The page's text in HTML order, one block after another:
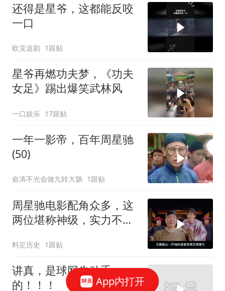
还得是星爷，这都能反咬
一口
欧克追剧 1跟贴
星爷再燃功夫梦，《功夫
女足》踢出爆笑武林风
一口娱乐 17跟贴
一年一影帝，百年周星驰
(50)
俞涛不光会做九转大肠 1跟贴
周星驰电影配角众多，这
两位堪称神级，实力不容
料定历史 1跟贴
讲真，是球网先动手
的！！！
App内打开